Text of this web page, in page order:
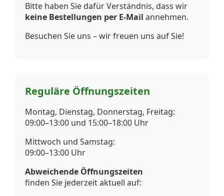
Bitte haben Sie dafür Verständnis, dass wir
keine Bestellungen per E-Mail annehmen.
Besuchen Sie uns – wir freuen uns auf Sie!
Reguläre Öffnungszeiten
Montag, Dienstag, Donnerstag, Freitag:
09:00–13:00 und 15:00–18:00 Uhr
Mittwoch und Samstag:
09:00–13:00 Uhr
Abweichende Öffnungszeiten
finden Sie jederzeit aktuell auf: